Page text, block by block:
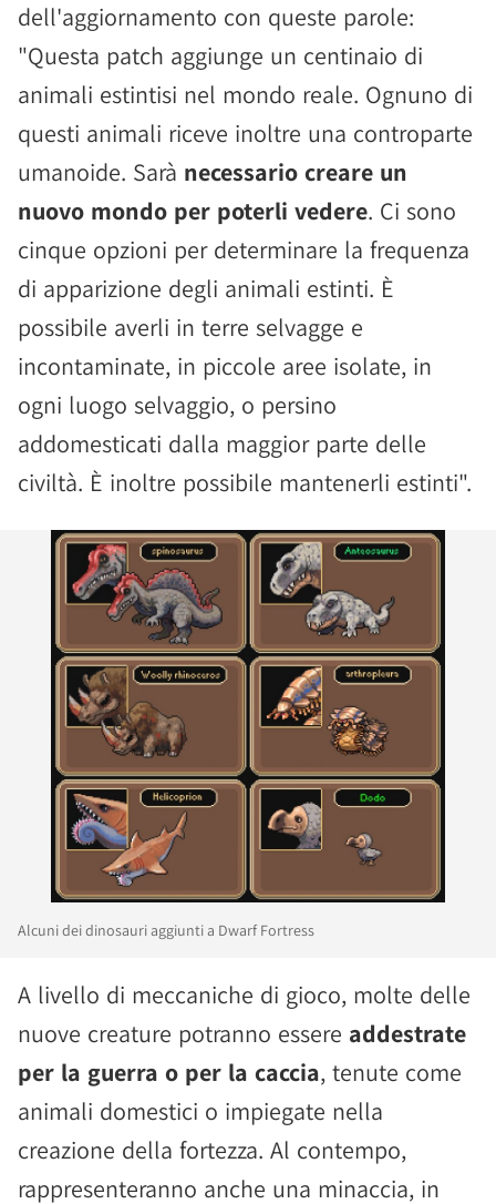
dell'aggiornamento con queste parole:
"Questa patch aggiunge un centinaio di
animali estintisi nel mondo reale. Ognuno di
questi animali riceve inoltre una controparte
umanoide. Sarà necessario creare un
nuovo mondo per poterli vedere. Ci sono
cinque opzioni per determinare la frequenza
di apparizione degli animali estinti. È
possibile averli in terre selvagge e
incontaminate, in piccole aree isolate, in
ogni luogo selvaggio, o persino
addomesticati dalla maggior parte delle
civiltà. È inoltre possibile mantenerli estinti".
Alcuni dei dinosauri aggiunti a Dwarf Fortress
A livello di meccaniche di gioco, molte delle
nuove creature potranno essere addestrate
per la guerra o per la caccia, tenute come
animali domestici o impiegate nella
creazione della fortezza. Al contempo,
rappresenteranno anche una minaccia, in